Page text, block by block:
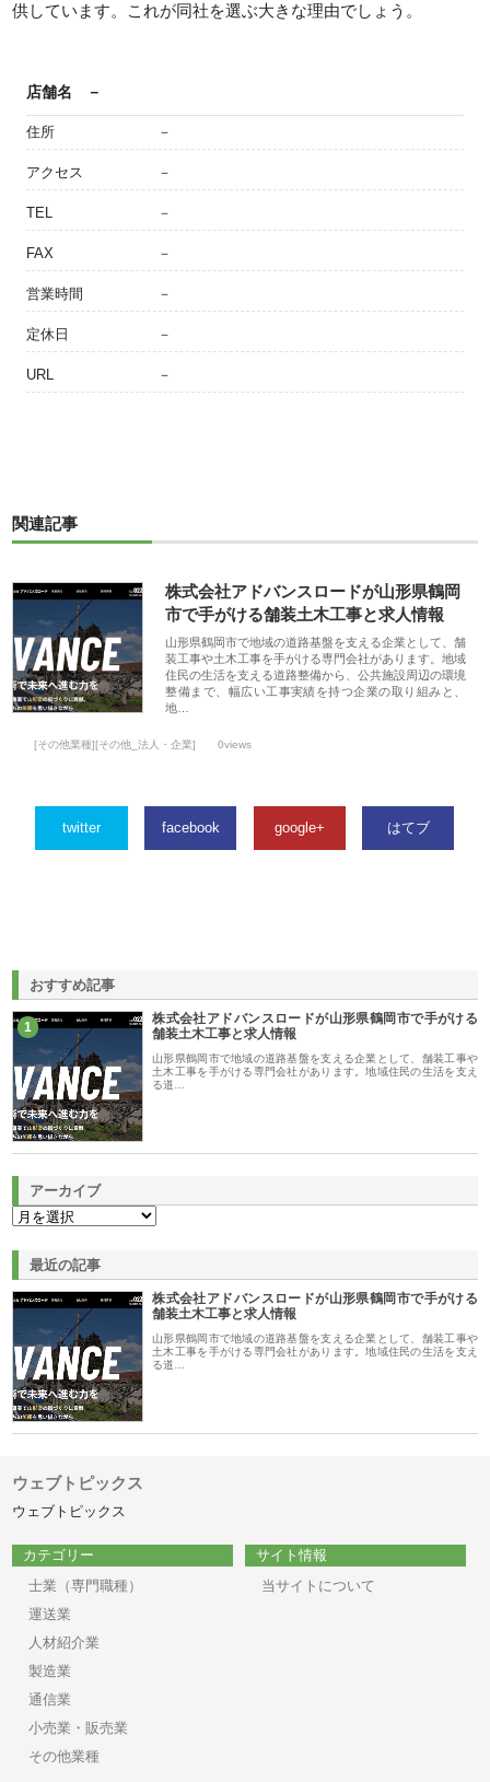
供しています。これが同社を選ぶ大きな理由でしょう。
店舗名 －
住所 －
アクセス －
TEL －
FAX －
営業時間 －
定休日 －
URL －
関連記事
株式会社アドバンスロードが山形県鶴岡
市で手がける舗装土木工事と求人情報
山形県鶴岡市で地域の道路基盤を支える企業として、舗
装工事や土木工事を手がける専門会社があります。地域
住民の生活を支える道路整備から、公共施設周辺の環境
整備まで、幅広い工事実績を持つ企業の取り組みと、
地…
[その他業種][その他_法人・企業] 0views
twitter facebook google+ はてブ
おすすめ記事
1
株式会社アドバンスロードが山形県鶴岡市で手がける
舗装土木工事と求人情報
山形県鶴岡市で地域の道路基盤を支える企業として、舗装工事や
土木工事を手がける専門会社があります。地域住民の生活を支え
る道…
アーカイブ
最近の記事
株式会社アドバンスロードが山形県鶴岡市で手がける
舗装土木工事と求人情報
山形県鶴岡市で地域の道路基盤を支える企業として、舗装工事や
土木工事を手がける専門会社があります。地域住民の生活を支え
る道…
ウェブトピックス
ウェブトピックス
カテゴリー
士業（専門職種）
運送業
人材紹介業
製造業
通信業
小売業・販売業
その他業種
サイト情報
当サイトについて